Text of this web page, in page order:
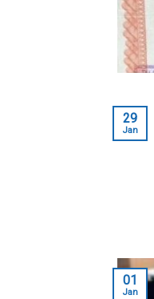
29
Jan
01
Jan